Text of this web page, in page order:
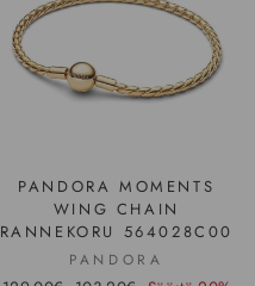
PANDORA MOMENTS
WING CHAIN
RANNEKORU 564028C00
PANDORA